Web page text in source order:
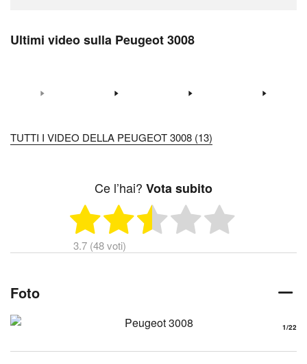
Ultimi video sulla Peugeot 3008
TUTTI I VIDEO DELLA PEUGEOT 3008 (13)
Ce l’hai? Vota subito
3.7 (48 voti)
Foto
1/22